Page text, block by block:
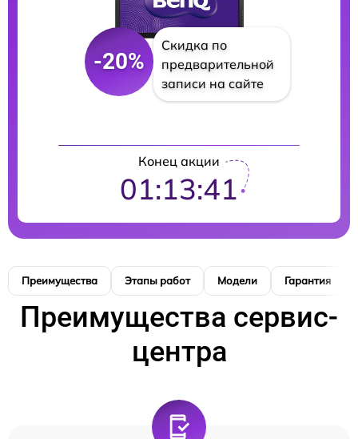
-20%
Скидка по
предварительной
записи на сайте
Конец акции
01:13:40
Преимущества Этапы работ Модели Гарантия
Преимущества сервис-
центра